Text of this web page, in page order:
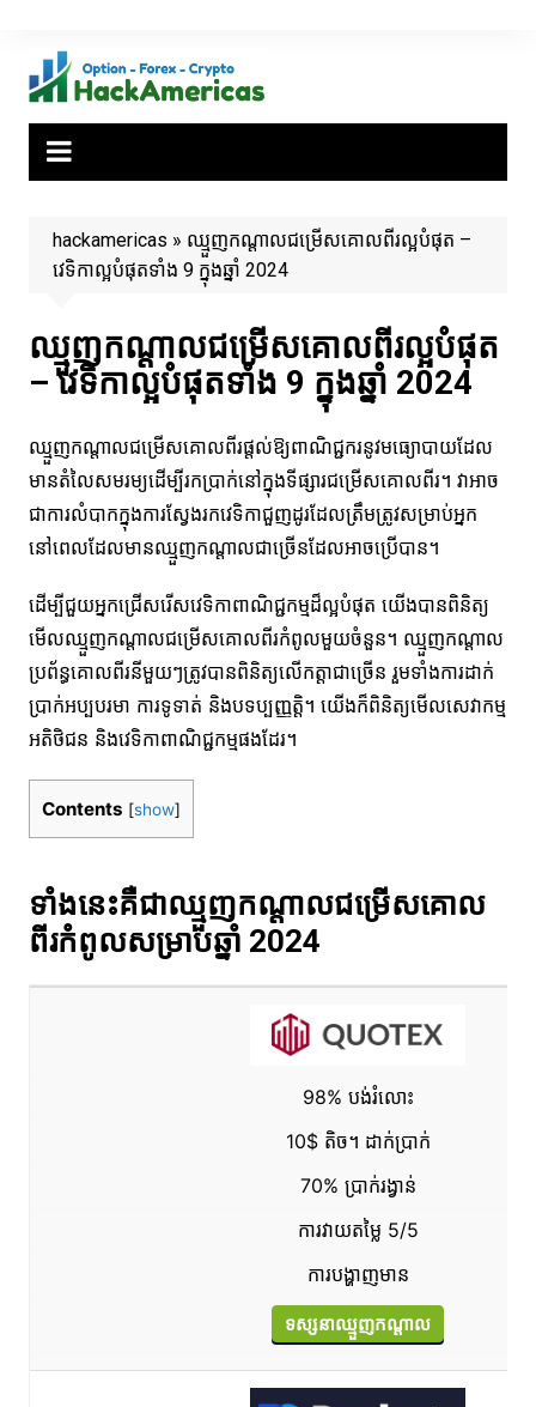
content
hackamericas » ឈ្មួញកណ្តាលជម្រើសគោលពីរល្អបំផុត –
វេទិកាល្អបំផុតទាំង 9 ក្នុងឆ្នាំ 2024
ឈ្មួញកណ្តាលជម្រើសគោលពីរល្អបំផុត
– វេទិកាល្អបំផុតទាំង 9 ក្នុងឆ្នាំ 2024
ឈ្មួញកណ្តាលជម្រើសគោលពីរផ្តល់ឱ្យពាណិជ្ជករនូវមធ្យោបាយដែល
មានតំលៃសមរម្យដើម្បីរកប្រាក់នៅក្នុងទីផ្សារជម្រើសគោលពីរ។ វាអាច
ជាការលំបាកក្នុងការស្វែងរកវេទិកាជួញដូរដែលត្រឹមត្រូវសម្រាប់អ្នក
នៅពេលដែលមានឈ្មួញកណ្តាលជាច្រើនដែលអាចប្រើបាន។
ដើម្បីជួយអ្នកជ្រើសរើសវេទិកាពាណិជ្ជកម្មដ៏ល្អបំផុត យើងបានពិនិត្យ
មើលឈ្មួញកណ្តាលជម្រើសគោលពីរកំពូលមួយចំនួន។ ឈ្មួញកណ្តាល
ប្រព័ន្ធគោលពីរនីមួយៗត្រូវបានពិនិត្យលើកត្តាជាច្រើន រួមទាំងការដាក់
ប្រាក់អប្បបរមា ការទូទាត់ និងបទប្បញ្ញត្តិ។ យើងក៏ពិនិត្យមើលសេវាកម្ម
អតិថិជន និងវេទិកាពាណិជ្ជកម្មផងដែរ។
Contents [show]
ទាំងនេះគឺជាឈ្មួញកណ្តាលជម្រើសគោល
ពីរកំពូលសម្រាប់ឆ្នាំ 2024
98% បង់រំលោះ
10$ តិច។ ដាក់ប្រាក់
70% ប្រាក់រង្វាន់
ការវាយតម្លៃ 5/5
ការបង្ហាញមាន
ទស្សនាឈ្មួញកណ្តាល